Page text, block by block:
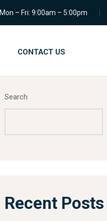
Mon – Fri: 9:00am – 5:00pm
CONTACT US
Search
Recent Posts